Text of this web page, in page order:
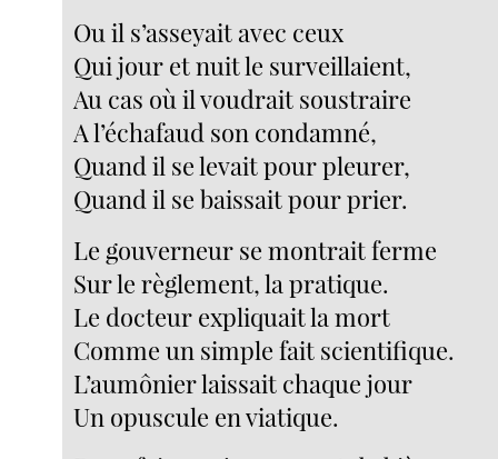
Ou il s’asseyait avec ceux
Qui jour et nuit le surveillaient,
Au cas où il voudrait soustraire
A l’échafaud son condamné,
Quand il se levait pour pleurer,
Quand il se baissait pour prier.
Le gouverneur se montrait ferme
Sur le règlement, la pratique.
Le docteur expliquait la mort
Comme un simple fait scientifique.
L’aumônier laissait chaque jour
Un opuscule en viatique.